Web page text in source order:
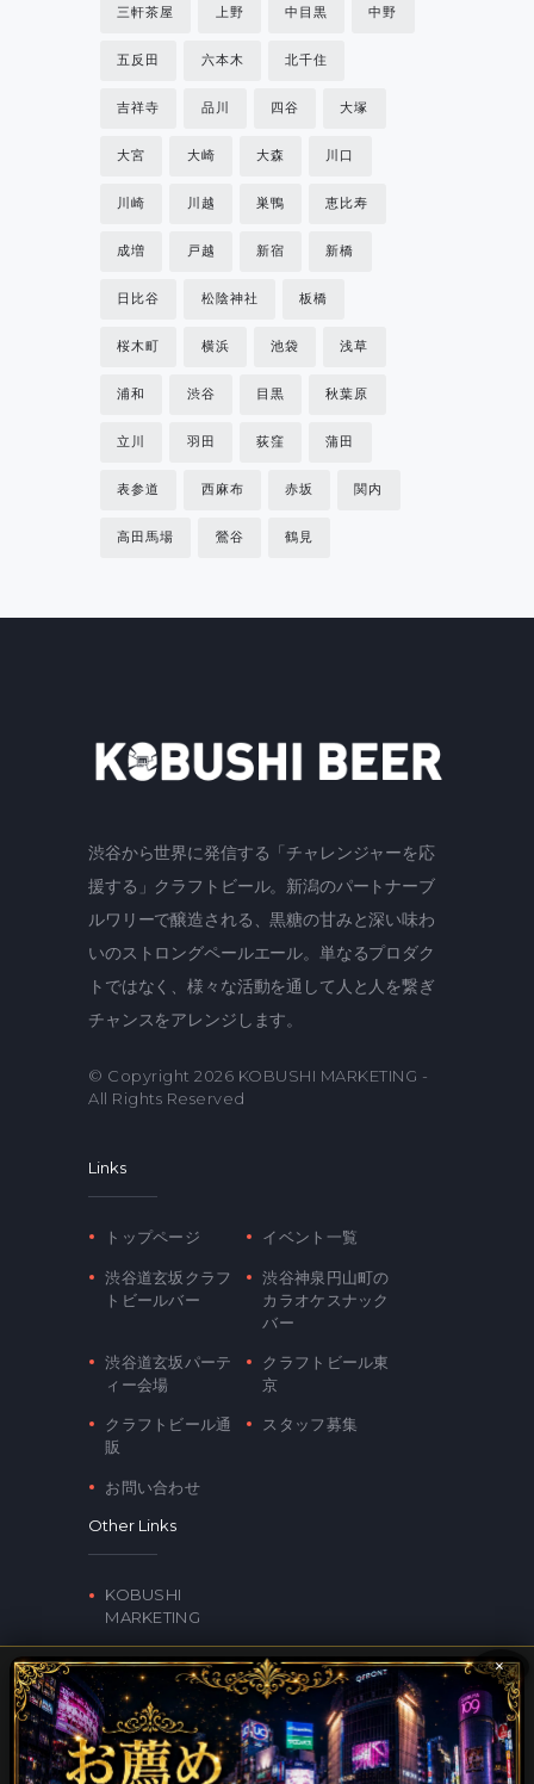
三軒茶屋 上野 中目黒 中野
五反田 六本木 北千住
吉祥寺 品川 四谷 大塚
大宮 大崎 大森 川口
川崎 川越 巣鴨 恵比寿
成増 戸越 新宿 新橋
日比谷 松陰神社 板橋
桜木町 横浜 池袋 浅草
浦和 渋谷 目黒 秋葉原
立川 羽田 荻窪 蒲田
表参道 西麻布 赤坂 関内
高田馬場 鶯谷 鶴見
渋谷から世界に発信する「チャレンジャーを応
援する」クラフトビール。新潟のパートナーブ
ルワリーで醸造される、黒糖の甘みと深い味わ
いのストロングペールエール。単なるプロダク
トではなく、様々な活動を通して人と人を繋ぎ
チャンスをアレンジします。
© Copyright 2026 KOBUSHI MARKETING -
All Rights Reserved
Links
トップページ イベント一覧
渋谷道玄坂クラフ
トビールバー
渋谷神泉円山町の
カラオケスナック
バー
渋谷道玄坂パーテ
ィー会場
クラフトビール東
京
クラフトビール通
販
スタッフ募集
お問い合わせ
Other Links
KOBUSHI
MARKETING
Contacts
〒150-0043 東京都渋谷区道玄坂2-17-2 トップ美奄
×